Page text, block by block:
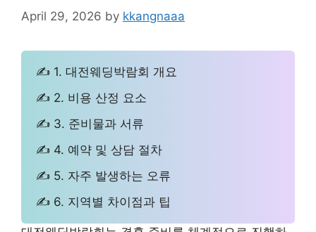
April 29, 2026 by kkangnaaa
✍ 1. 대전웨딩박람회 개요
✍ 2. 비용 산정 요소
✍ 3. 준비물과 서류
✍ 4. 예약 및 상담 절차
✍ 5. 자주 발생하는 오류
✍ 6. 지역별 차이점과 팁